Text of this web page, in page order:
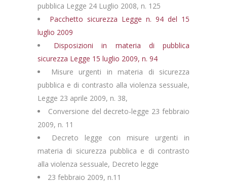
pubblica Legge 24 Luglio 2008, n. 125
Pacchetto sicurezza Legge n. 94 del 15
luglio 2009
Disposizioni in materia di pubblica
sicurezza Legge 15 luglio 2009, n. 94
Misure urgenti in materia di sicurezza
pubblica e di contrasto alla violenza sessuale,
Legge 23 aprile 2009, n. 38,
Conversione del decreto-legge 23 febbraio
2009, n. 11
Decreto legge con misure urgenti in
materia di sicurezza pubblica e di contrasto
alla violenza sessuale, Decreto legge
23 febbraio 2009, n.11